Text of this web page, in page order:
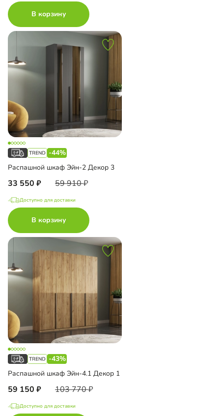
В корзину
-44%
Распашной шкаф Эйн-2 Декор 3
33 550 59 910
Доступно для доставки
В корзину
-43%
Распашной шкаф Эйн-4.1 Декор 1
59 150 103 770
Доступно для доставки